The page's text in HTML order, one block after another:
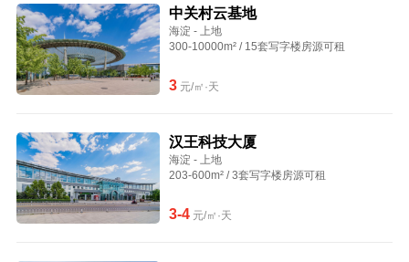
中关村云基地
海淀 - 上地
300-10000m² / 15套写字楼房源可租
3元/㎡·天
汉王科技大厦
海淀 - 上地
203-600m² / 3套写字楼房源可租
3-4元/㎡·天